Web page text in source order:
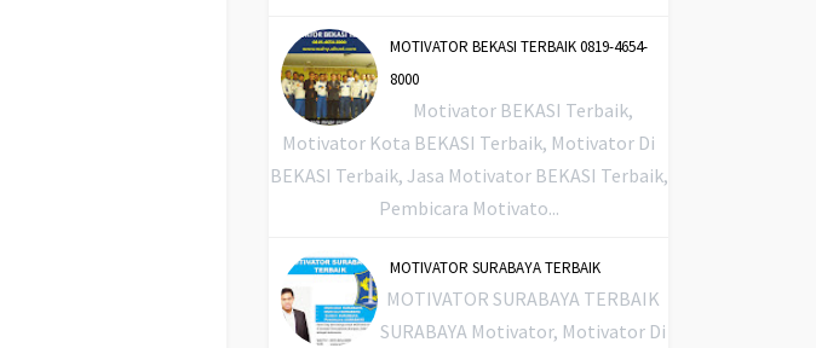
MOTIVATOR BEKASI TERBAIK 0819-4654-
8000
Motivator BEKASI Terbaik,
Motivator Kota BEKASI Terbaik, Motivator Di
BEKASI Terbaik, Jasa Motivator BEKASI Terbaik,
Pembicara Motivato...
MOTIVATOR SURABAYA TERBAIK
MOTIVATOR SURABAYA TERBAIK
SURABAYA Motivator, Motivator Di